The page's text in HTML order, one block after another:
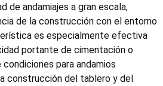
de andamiajes a gran escala,
de la construcción con el entorno
es especialmente efectiva
portante de cimentación o
para andamios
construcción del tablero y del